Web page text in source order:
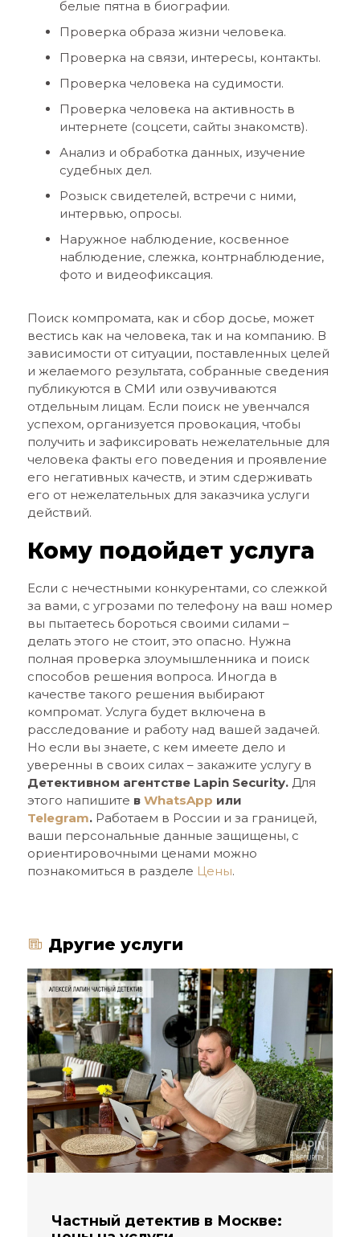
белые пятна в биографии.
Проверка образа жизни человека.
Проверка на связи, интересы, контакты.
Проверка человека на судимости.
Проверка человека на активность в
интернете (соцсети, сайты знакомств).
Анализ и обработка данных, изучение
судебных дел.
Розыск свидетелей, встречи с ними,
интервью, опросы.
Наружное наблюдение, косвенное
наблюдение, слежка, контрнаблюдение,
фото и видеофиксация.
Поиск компромата, как и сбор досье, может
вестись как на человека, так и на компанию. В
зависимости от ситуации, поставленных целей
и желаемого результата, собранные сведения
публикуются в СМИ или озвучиваются
отдельным лицам. Если поиск не увенчался
успехом, организуется провокация, чтобы
получить и зафиксировать нежелательные для
человека факты его поведения и проявление
его негативных качеств, и этим сдерживать
его от нежелательных для заказчика услуги
действий.
Кому подойдет услуга
Если с нечестными конкурентами, со слежкой
за вами, с угрозами по телефону на ваш номер
вы пытаетесь бороться своими силами –
делать этого не стоит, это опасно. Нужна
полная проверка злоумышленника и поиск
способов решения вопроса. Иногда в
качестве такого решения выбирают
компромат. Услуга будет включена в
расследование и работу над вашей задачей.
Но если вы знаете, с кем имеете дело и
уверенны в своих силах – закажите услугу в
Детективном агентстве Lapin Security. Для
этого напишите в WhatsApp или
Telegram. Работаем в России и за границей,
ваши персональные данные защищены, с
ориентировочными ценами можно
познакомиться в разделе Цены.
Другие услуги
Частный детектив в Москве: